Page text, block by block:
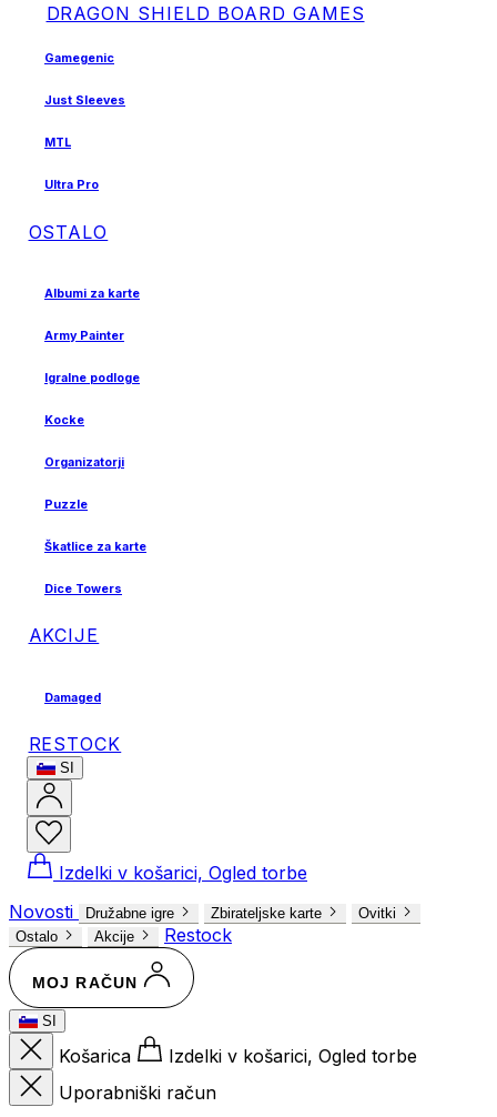
DRAGON SHIELD BOARD GAMES
Gamegenic
Just Sleeves
MTL
Ultra Pro
OSTALO
Albumi za karte
Army Painter
Igralne podloge
Kocke
Organizatorji
Puzzle
Škatlice za karte
Dice Towers
AKCIJE
Damaged
RESTOCK
SI
Izdelki v košarici, Ogled torbe
Novosti
Družabne igre Zbirateljske karte
Ovitki
Ostalo
Akcije Restock
MOJ RAČUN
SI
Košarica
Izdelki v košarici, Ogled torbe
Uporabniški račun